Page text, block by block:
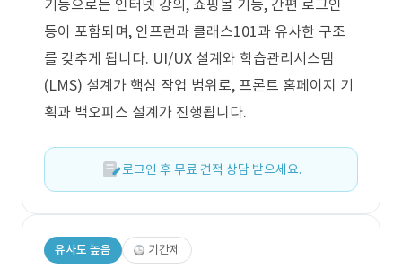
기능으로는 인터넷 강의, 쇼핑몰 기능, 간편 로그인
등이 포함되며, 인프런과 클래스101과 유사한 구조
를 갖추게 됩니다. UI/UX 설계와 학습관리시스템
(LMS) 설계가 핵심 작업 범위로, 프론트 홈페이지 기
획과 백오피스 설계가 진행됩니다.
로그인 후 무료 견적 상담 받으세요.
유사도 높음 기간제